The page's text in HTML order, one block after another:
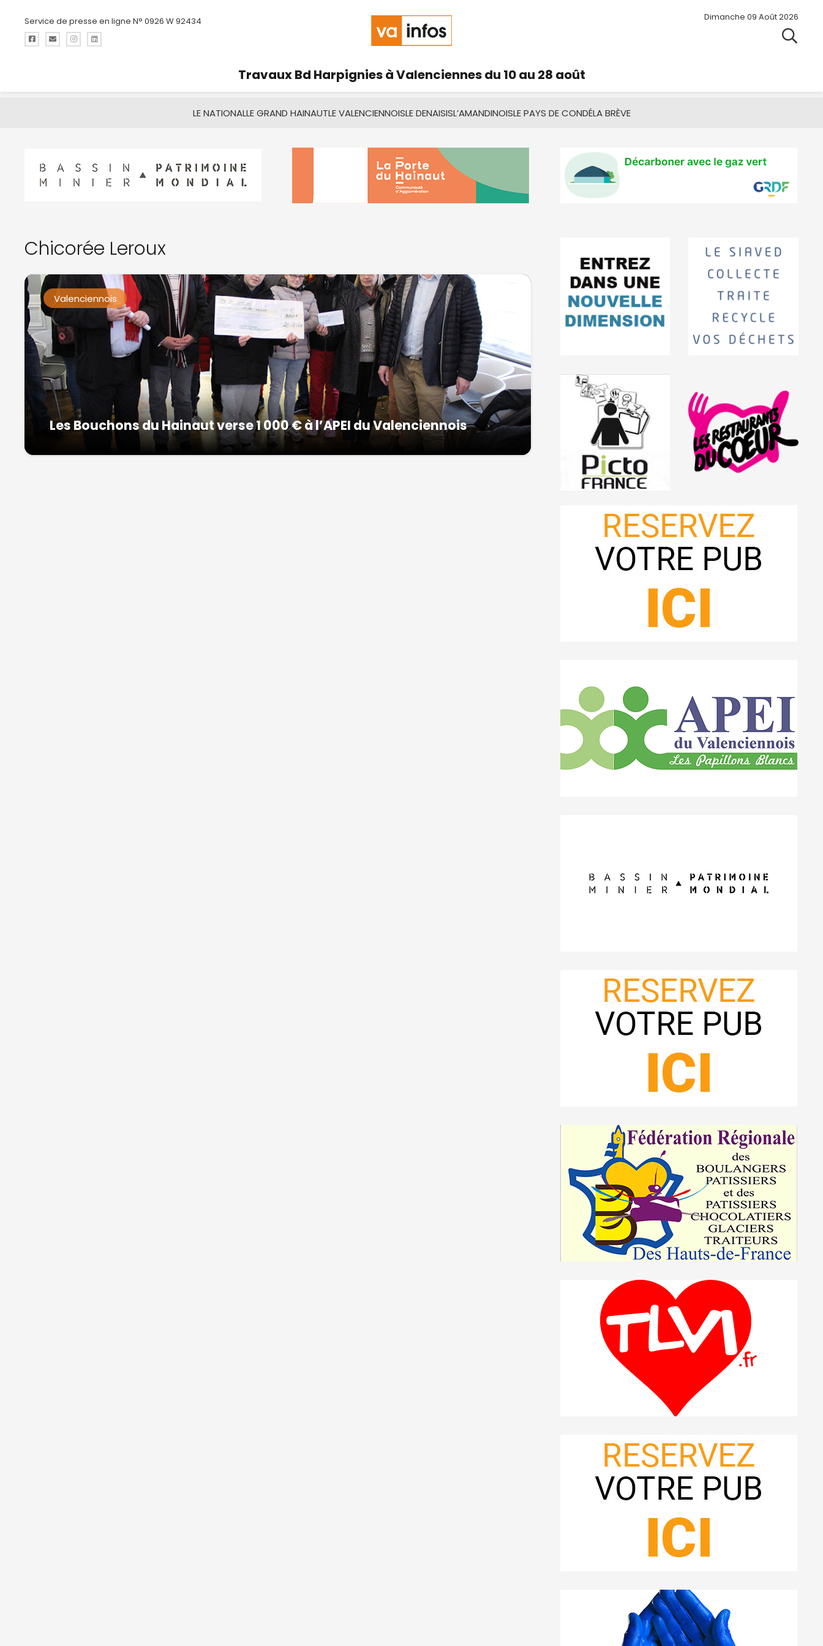
Service de presse en ligne N° 0926 W 92434 Dimanche 09 Août 2026
Travaux Bd Harpignies à Valenciennes du 10 au 28 août
LE NATIONALLE GRAND HAINAUTLE VALENCIENNOISLE DENAISISL’AMANDINOISLE PAYS DE CONDÉLA BRÈVE
Chicorée Leroux
Valenciennois
Les Bouchons du Hainaut verse 1 000 € à l’APEI du Valenciennois